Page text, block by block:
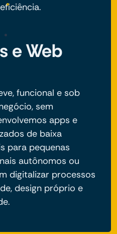
e Web
funcional e sob
sem
apps e
de baixa
para pequenas
autônomos ou
digitalizar processos
design próprio e